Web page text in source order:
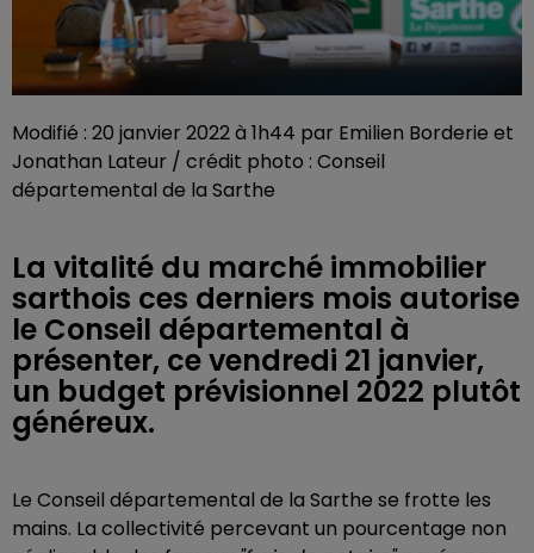
Modifié : 20 janvier 2022 à 1h44 par Emilien Borderie et
Jonathan Lateur / crédit photo : Conseil
départemental de la Sarthe
La vitalité du marché immobilier
sarthois ces derniers mois autorise
le Conseil départemental à
présenter, ce vendredi 21 janvier,
un budget prévisionnel 2022 plutôt
généreux.
Le Conseil départemental de la Sarthe se frotte les
mains. La collectivité percevant un pourcentage non